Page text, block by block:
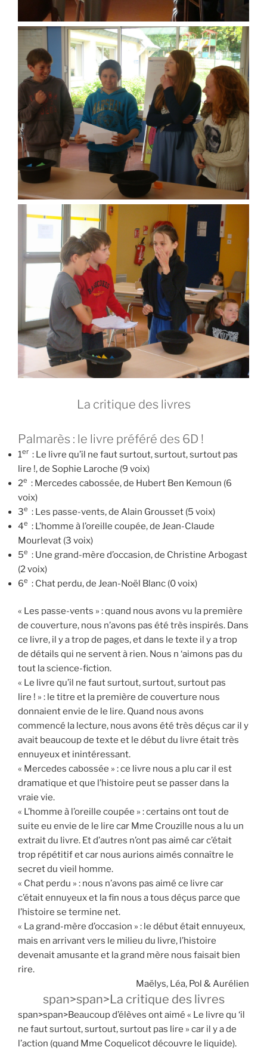
La critique des livres
Palmarès : le livre préféré des 6D !
1er : Le livre qu’il ne faut surtout, surtout, surtout pas
lire !, de Sophie Laroche (9 voix)
2e : Mercedes cabossée, de Hubert Ben Kemoun (6
voix)
3e : Les passe-vents, de Alain Grousset (5 voix)
4e : L’homme à l’oreille coupée, de Jean-Claude
Mourlevat (3 voix)
5e : Une grand-mère d’occasion, de Christine Arbogast
(2 voix)
6e : Chat perdu, de Jean-Noël Blanc (0 voix)
« Les passe-vents » : quand nous avons vu la première
de couverture, nous n’avons pas été très inspirés. Dans
ce livre, il y a trop de pages, et dans le texte il y a trop
de détails qui ne servent à rien. Nous n ‘aimons pas du
tout la science-fiction.
« Le livre qu’il ne faut surtout, surtout, surtout pas
lire ! » : le titre et la première de couverture nous
donnaient envie de le lire. Quand nous avons
commencé la lecture, nous avons été très déçus car il y
avait beaucoup de texte et le début du livre était très
ennuyeux et inintéressant.
« Mercedes cabossée » : ce livre nous a plu car il est
dramatique et que l’histoire peut se passer dans la
vraie vie.
« L’homme à l’oreille coupée » : certains ont tout de
suite eu envie de le lire car Mme Crouzille nous a lu un
extrait du livre. Et d’autres n’ont pas aimé car c’était
trop répétitif et car nous aurions aimés connaître le
secret du vieil homme.
« Chat perdu » : nous n’avons pas aimé ce livre car
c’était ennuyeux et la fin nous a tous déçus parce que
l’histoire se termine net.
« La grand-mère d’occasion » : le début était ennuyeux,
mais en arrivant vers le milieu du livre, l’histoire
devenait amusante et la grand mère nous faisait bien
rire.
Maëlys, Léa, Pol & Aurélien
span>span>La critique des livres
span>span>Beaucoup d’élèves ont aimé « Le livre qu ‘il
ne faut surtout, surtout, surtout pas lire » car il y a de
l’action (quand Mme Coquelicot découvre le liquide).